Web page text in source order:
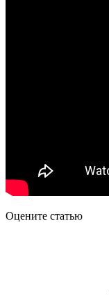
Оцените статью